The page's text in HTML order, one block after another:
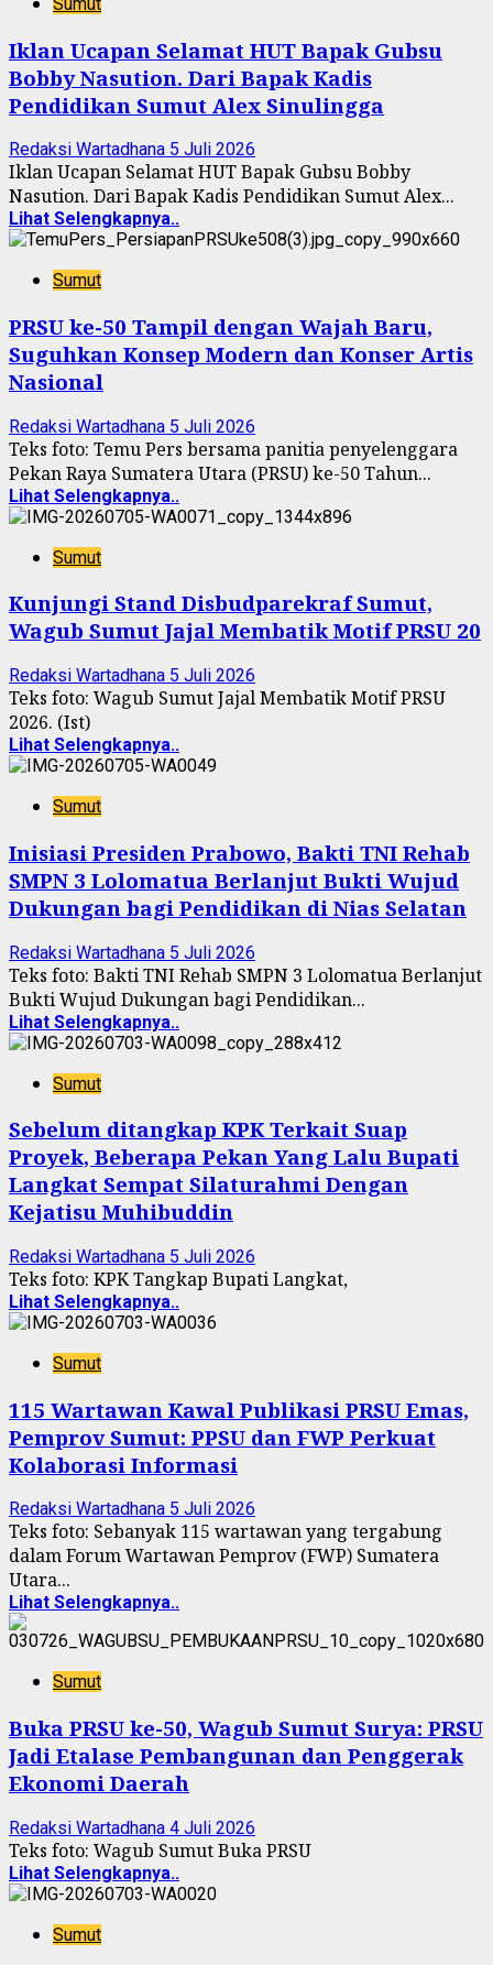
Iklan Ucapan Selamat HUT Bapak Gubsu
Bobby Nasution. Dari Bapak Kadis
Pendidikan Sumut Alex Sinulingga
Redaksi Wartadhana 5 Juli 2026
Iklan Ucapan Selamat HUT Bapak Gubsu Bobby
Nasution. Dari Bapak Kadis Pendidikan Sumut Alex...
Lihat Selengkapnya..
Sumut
PRSU ke-50 Tampil dengan Wajah Baru,
Suguhkan Konsep Modern dan Konser Artis
Nasional
Redaksi Wartadhana 5 Juli 2026
Teks foto: Temu Pers bersama panitia penyelenggara
Pekan Raya Sumatera Utara (PRSU) ke-50 Tahun...
Lihat Selengkapnya..
Sumut
Kunjungi Stand Disbudparekraf Sumut,
‎‎Wagub Sumut Jajal Membatik Motif PRSU 20
Redaksi Wartadhana 5 Juli 2026
Teks foto: ‎Wagub Sumut Jajal Membatik Motif PRSU
2026. (Ist)
Lihat Selengkapnya..
Sumut
Inisiasi Presiden Prabowo, Bakti TNI Rehab
SMPN 3 Lolomatua Berlanjut Bukti Wujud
Dukungan bagi Pendidikan di Nias Selatan
Redaksi Wartadhana 5 Juli 2026
Teks foto: Bakti TNI Rehab SMPN 3 Lolomatua Berlanjut
Bukti Wujud Dukungan bagi Pendidikan...
Lihat Selengkapnya..
Sumut
Sebelum ditangkap KPK Terkait Suap
Proyek, Beberapa Pekan Yang Lalu Bupati
Langkat Sempat Silaturahmi Dengan
Kejatisu Muhibuddin
Redaksi Wartadhana 5 Juli 2026
Teks foto: KPK Tangkap Bupati Langkat,
Lihat Selengkapnya..
Sumut
115 Wartawan Kawal Publikasi PRSU Emas,
Pemprov Sumut: PPSU dan FWP Perkuat
Kolaborasi Informasi
Redaksi Wartadhana 5 Juli 2026
Teks foto: Sebanyak 115 wartawan yang tergabung
dalam Forum Wartawan Pemprov (FWP) Sumatera
Utara...
Lihat Selengkapnya..
Sumut
Buka PRSU ke-50, Wagub Sumut Surya: PRSU
Jadi Etalase Pembangunan dan Penggerak
Ekonomi Daerah
Redaksi Wartadhana 4 Juli 2026
Teks foto: Wagub Sumut Buka PRSU
Lihat Selengkapnya..
Sumut